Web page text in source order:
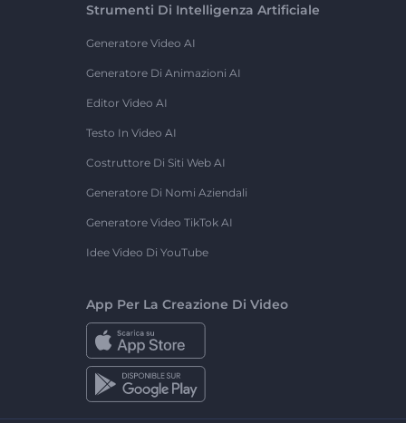
Strumenti Di Intelligenza Artificiale
Generatore Video AI
Generatore Di Animazioni AI
Editor Video AI
Testo In Video AI
Costruttore Di Siti Web AI
Generatore Di Nomi Aziendali
Generatore Video TikTok AI
Idee Video Di YouTube
App Per La Creazione Di Video